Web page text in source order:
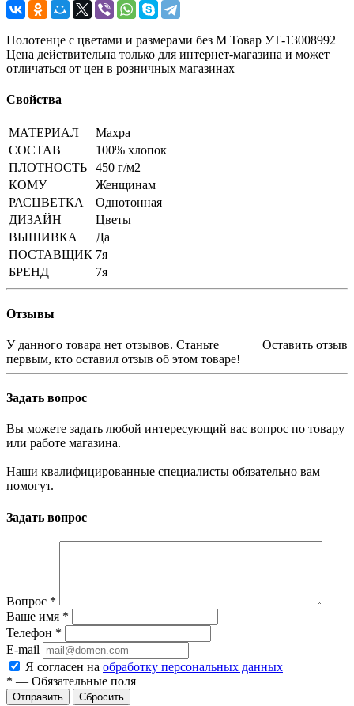
Полотенце с цветами и размерами без М Товар УТ-13008992
Цена действительна только для интернет-магазина и может
отличаться от цен в розничных магазинах
Свойства
МАТЕРИАЛ
Махра
СОСТАВ
100% хлопок
ПЛОТНОСТЬ
450 г/м2
КОМУ
Женщинам
РАСЦВЕТКА
Однотонная
ДИЗАЙН
Цветы
ВЫШИВКА
Да
ПОСТАВЩИК 7я
БРЕНД
7я
Отзывы
Оставить отзыв
У данного товара нет отзывов. Станьте
первым, кто оставил отзыв об этом товаре!
Задать вопрос
Вы можете задать любой интересующий вас вопрос по товару
или работе магазина.
Наши квалифицированные специалисты обязательно вам
помогут.
Задать вопрос
Вопрос *
Ваше имя *
Телефон *
E-mail
Я согласен на обработку персональных данных
* — Обязательные поля
Отправить Сбросить